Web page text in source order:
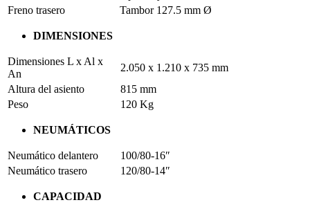
Freno trasero
Tambor 127.5 mm Ø
DIMENSIONES
Dimensiones L x Al x
An
2.050 x 1.210 x 735 mm
Altura del asiento
815 mm
Peso
120 Kg
NEUMÁTICOS
Neumático delantero
100/80‐16″
Neumático trasero
120/80‐14″
CAPACIDAD